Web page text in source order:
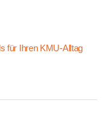
für Ihren KMU-Alltag